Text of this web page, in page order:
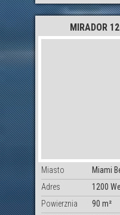
MIRADOR
Miasto
Miami
Adres
1200
Powierznia
90 m²